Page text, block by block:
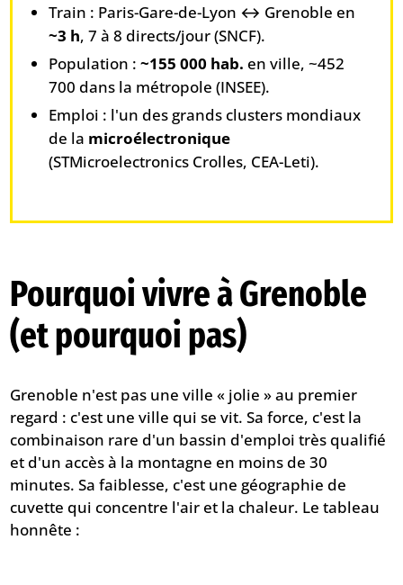
Train : Paris-Gare-de-Lyon ↔ Grenoble en
~3 h, 7 à 8 directs/jour (SNCF).
Population :~155 000 hab. en ville, ~452
700 dans la métropole (INSEE).
Emploi : l'un des grands clusters mondiaux
de la microélectronique
(STMicroelectronics Crolles, CEA-Leti).
Pourquoi vivre à Grenoble
(et pourquoi pas)
Grenoble n'est pas une ville « jolie » au premier
regard : c'est une ville qui se vit. Sa force, c'est la
combinaison rare d'un bassin d'emploi très qualifié
et d'un accès à la montagne en moins de 30
minutes. Sa faiblesse, c'est une géographie de
cuvette qui concentre l'air et la chaleur. Le tableau
honnête :